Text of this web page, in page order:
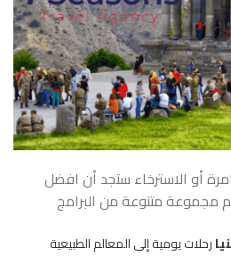
أو الاسترخاء ستجد أن افضل
مجموعة متنوعة من البرامج
رحلات يومية إلى المعالم الطبيعية